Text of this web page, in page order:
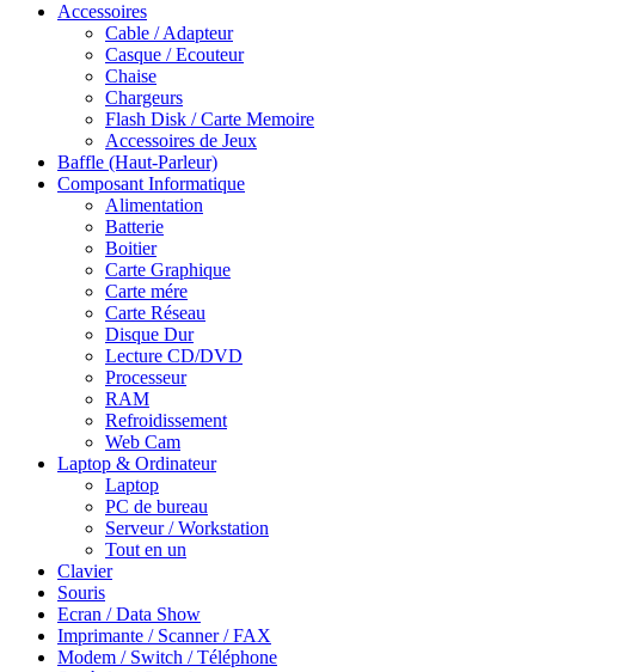
Accessoires
Cable / Adapteur
Casque / Ecouteur
Chaise
Chargeurs
Flash Disk / Carte Memoire
Accessoires de Jeux
Baffle (Haut-Parleur)
Composant Informatique
Alimentation
Batterie
Boitier
Carte Graphique
Carte mére
Carte Réseau
Disque Dur
Lecture CD/DVD
Processeur
RAM
Refroidissement
Web Cam
Laptop & Ordinateur
Laptop
PC de bureau
Serveur / Workstation
Tout en un
Clavier
Souris
Ecran / Data Show
Imprimante / Scanner / FAX
Modem / Switch / Téléphone